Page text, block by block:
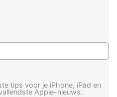
tips voor je iPhone, iPad en
Apple-nieuws.